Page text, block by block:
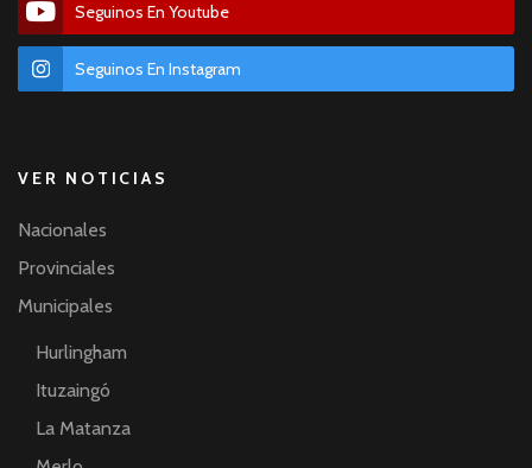
Seguinos En Youtube
Seguinos En Instagram
VER NOTICIAS
Nacionales
Provinciales
Municipales
Hurlingham
Ituzaingó
La Matanza